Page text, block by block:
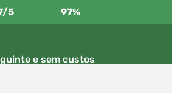
5 97%
e sem custos
encomendas superiores a 80 EUR